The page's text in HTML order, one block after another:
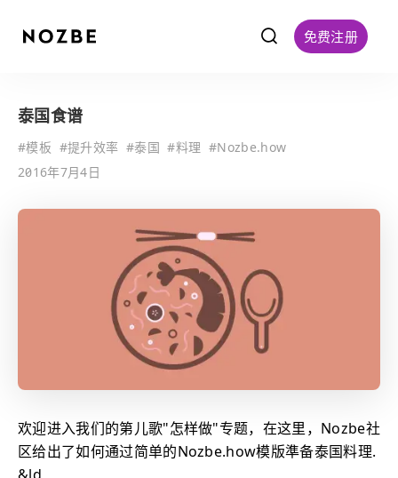
f 免费注册
泰国食谱
#模板 #提升效率 #泰国 #料理 #Nozbe.how
2016年7月4日
欢迎进入我们的第儿歌"怎样做"专题，在这里，Nozbe社
区给出了如何通过简单的Nozbe.how模版準备泰国料理.